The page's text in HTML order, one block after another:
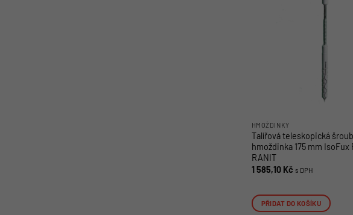
HMOŽDINKY
Talířová teleskopická
hmoždinka 175 mm IsoFux
RANIT
1 585,10 Kč s DPH
PŘIDAT DO KOŠÍKU